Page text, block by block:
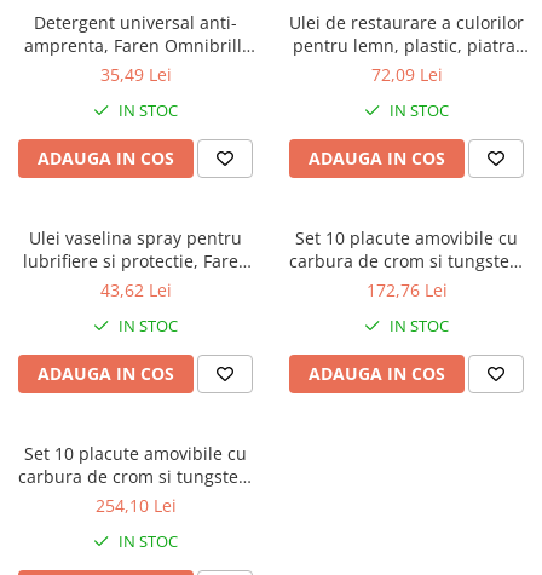
Detergent universal anti-
amprenta, Faren Omnibrill,
750 ml
35,49 Lei
IN STOC
ADAUGA IN COS
Ulei de restaurare a culorilor
pentru lemn, plastic, piatra,
metal, Faren Miracoat, 500ml
72,09 Lei
IN STOC
ADAUGA IN COS
Ulei vaselina spray pentru
lubrifiere si protectie, Faren
F73, 400 ml
43,62 Lei
IN STOC
ADAUGA IN COS
Set 10 placute amovibile cu
carbura de crom si tungsten,
2 muchii taietoare, 24 x 12 x
172,76 Lei
IN STOC
ADAUGA IN COS
Set 10 placute amovibile cu
carbura de crom si tungsten,
2 muchii taietoare, 50 x 12 x
254,10 Lei
IN STOC